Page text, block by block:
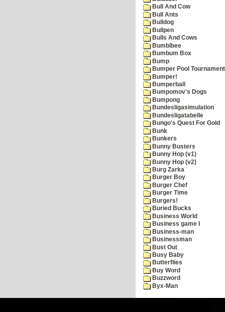
Bull And Cow
Bull Ants
Bulldog
Bullpen
Bulls And Cows
Bumblbee
Bumbum Box
Bump
Bumper Pool Tournament
Bumper!
Bumperball
Bumpomov's Dogs
Bumpong
Bundesligasimulation
Bundesligatabelle
Bungo's Quest For Gold
Bunk
Bunkers
Bunny Busters
Bunny Hop (v1)
Bunny Hop (v2)
Burg Zarka
Burger Boy
Burger Chef
Burger Time
Burgers!
Buried Bucks
Business World
Business game I
Business-man
Businessman
Bust Out
Busy Baby
Butterflies
Buy Word
Buzzword
Byx-Man